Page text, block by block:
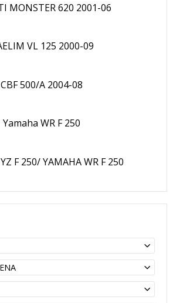
MONSTER 620 2001-06
VL 125 2000-09
CBF 500/A 2004-08
Yamaha WR F 250
F 250/ YAMAHA WR F 250